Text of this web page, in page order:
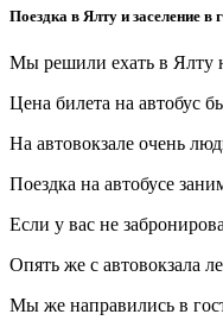
Поездка в Ялту и заселение в
Мы решили ехать в Ялту
Цена билета на автобус
На автовокзале очень
Поездка на автобусе
Если у вас не
Опять же с автовокзала
Мы же направились в